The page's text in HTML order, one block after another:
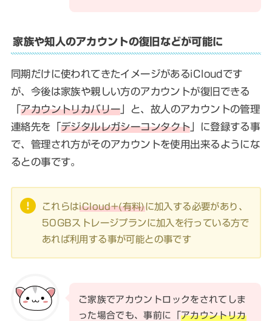
家族や知人のアカウントの復旧などが可能に
同期だけに使われてきたイメージがあるiCloudです
が、今後は家族や親しい方のアカウントが復旧できる
「アカウントリカバリー 」と、故人のアカウントの管理
連絡先を「デジタルレガシーコンタクト 」に登録する事
で、管理され方がそのアカウントを使用出来るようにな
るとの事です。
これらはiCloud+(有料)に加入する必要があり、
50GBストレージプランに加入を行っている方で
あれば利用する事が可能との事です
ご家族でアカウントロックをされてしま
った場合でも、事前に「 アカウントリカ